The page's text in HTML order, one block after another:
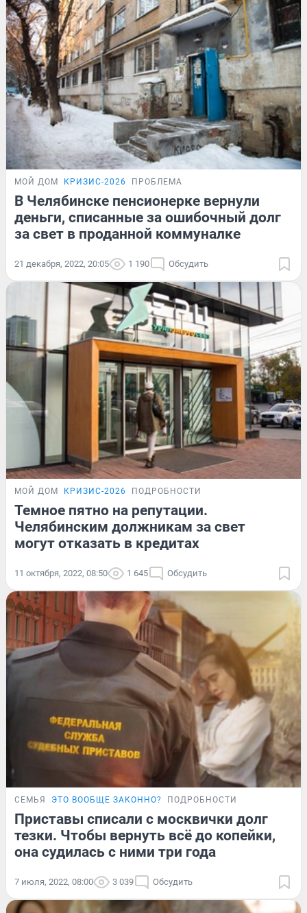
МОЙ ДОМ КРИЗИС-2026 ПРОБЛЕМА
В Челябинске пенсионерке вернули
деньги, списанные за ошибочный долг
за свет в проданной коммуналке
21 декабря, 2022, 20:05 1 190 Обсудить
МОЙ ДОМ КРИЗИС-2026 ПОДРОБНОСТИ
Темное пятно на репутации.
Челябинским должникам за свет
могут отказать в кредитах
11 октября, 2022, 08:50 1 645 Обсудить
СЕМЬЯ ЭТО ВООБЩЕ ЗАКОННО? ПОДРОБНОСТИ
Приставы списали с москвички долг
тезки. Чтобы вернуть всё до копейки,
она судилась с ними три года
7 июля, 2022, 08:00 3 039 Обсудить